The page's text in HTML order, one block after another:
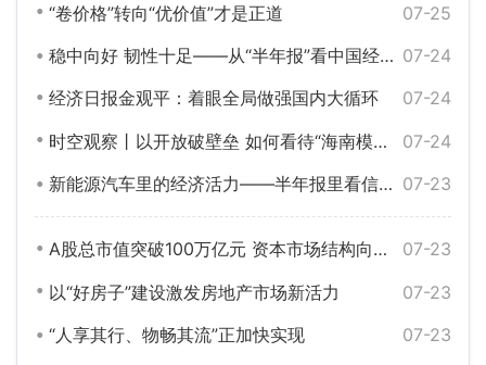
07-25
“卷价格”转向“优价值”才是正道
07-24
稳中向好 韧性十足——从“半年报”看中国经济高质量发展成色
07-24
经济日报金观平：着眼全局做强国内大循环
07-24
时空观察丨以开放破壁垒 如何看待“海南模式”？
07-23
新能源汽车里的经济活力——半年报里看信心①
07-23
A股总市值突破100万亿元 资本市场结构向好生态向优
07-23
以“好房子”建设激发房地产市场新活力
07-23
“人享其行、物畅其流”正加快实现